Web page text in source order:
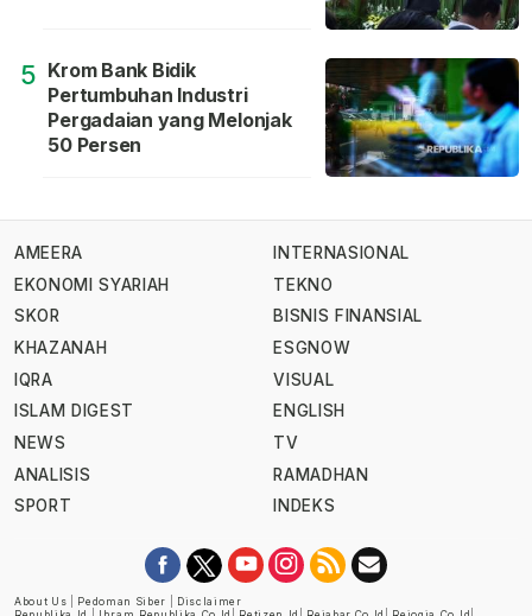
5 Krom Bank Bidik
Pertumbuhan Industri
Pergadaian yang Melonjak
50 Persen
AMEERA
EKONOMI SYARIAH
SKOR
KHAZANAH
IQRA
ISLAM DIGEST
NEWS
ANALISIS
SPORT
INTERNASIONAL
TEKNO
BISNIS FINANSIAL
ESGNOW
VISUAL
ENGLISH
TV
RAMADHAN
INDEKS
About Us Pedoman Siber
Disclaimer